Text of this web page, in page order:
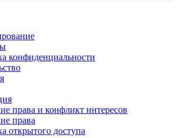
конфиденциальности
права и конфликт интересов
права
открытого доступа